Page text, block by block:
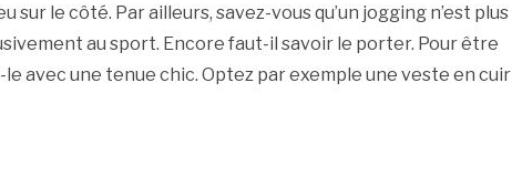
sur le côté. Par ailleurs, savez-vous qu’un jogging n’est plus
au sport. Encore faut-il savoir le porter. Pour être
avec une tenue chic. Optez par exemple une veste en cuir